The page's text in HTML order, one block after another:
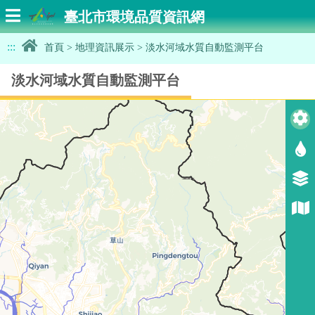
臺北市環境品質資訊網
::: 首頁 > 地理資訊展示 > 淡水河域水質自動監測平台
淡水河域水質自動監測平台